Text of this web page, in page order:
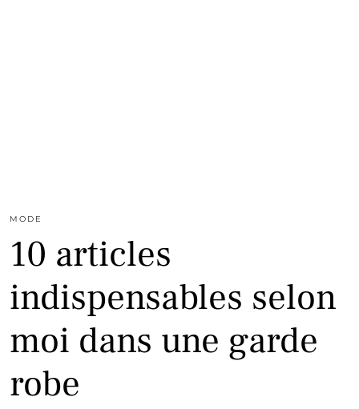
MODE
10 articles
indispensables selon
moi dans une garde
robe